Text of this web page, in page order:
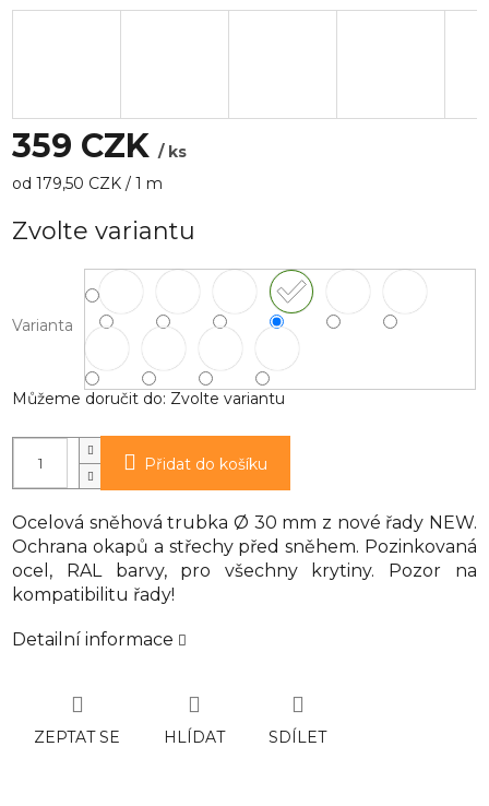
359 CZK/ ks
Měrná
od 179,50 CZK / 1 m
Zvolte variantu
Varianta
Můžeme doručit do: Zvolte variantu
Přidat do košíku
Ocelová sněhová trubka Ø 30 mm z nové řady NEW.
Ochrana okapů a střechy před sněhem. Pozinkovaná
ocel, RAL barvy, pro všechny krytiny. Pozor na
kompatibilitu řady!
Detailní informace
ZEPTAT SE HLÍDAT SDÍLET